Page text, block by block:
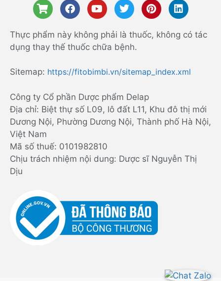
Thực phẩm này không phải là thuốc, không có tác
dụng thay thế thuốc chữa bệnh.
Sitemap: https://fitobimbi.vn/sitemap_index.xml
Công ty Cổ phần Dược phẩm Delap
Địa chỉ: Biệt thự số L09, lô đất L11, Khu đô thị mới
Dương Nội, Phường Dương Nội, Thành phố Hà Nội,
Việt Nam
Mã số thuế: 0101982810
Chịu trách nhiệm nội dung: Dược sĩ Nguyễn Thị
Dịu